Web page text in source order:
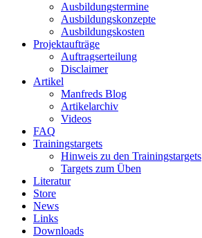
Ausbildungstermine
Ausbildungskonzepte
Ausbildungskosten
Projektaufträge
Auftragserteilung
Disclaimer
Artikel
Manfreds Blog
Artikelarchiv
Videos
FAQ
Trainingstargets
Hinweis zu den Trainingstargets
Targets zum Üben
Literatur
Store
News
Links
Downloads